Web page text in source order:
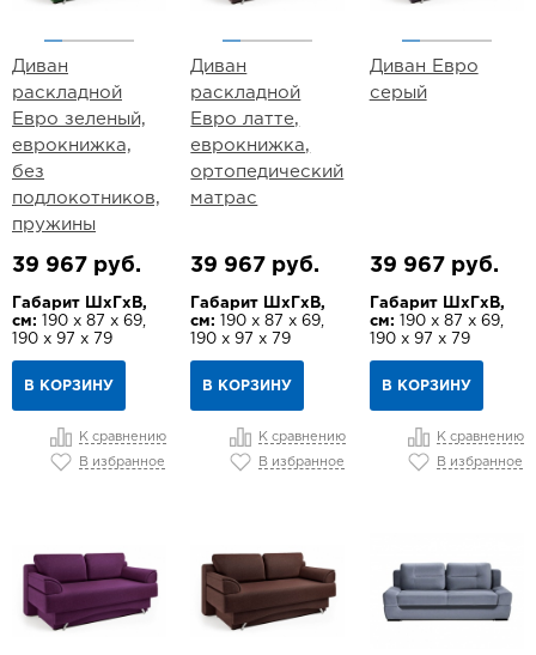
Диван
раскладной
Евро зеленый,
еврокнижка,
без
подлокотников,
пружины
39 967 руб.
Габарит ШхГхВ,
см: 190 х 87 х 69,
190 х 97 х 79
В КОРЗИНУ
К сравнению
В избранное
Диван
раскладной
Евро латте,
еврокнижка,
ортопедический
матрас
39 967 руб.
Габарит ШхГхВ,
см:
190 х 87 х 69,
190 х 97 х 79
В КОРЗИНУ
К сравнению
В избранное
Диван Евро
серый
39 967 руб.
Габарит ШхГхВ,
см: 190 х 87 х 69,
190 х 97 х 79
В КОРЗИНУ
К сравнению
В избранное